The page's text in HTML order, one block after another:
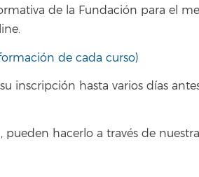
de la Fundación para el
de cada curso)
inscripción hasta varios días
hacerlo a través de